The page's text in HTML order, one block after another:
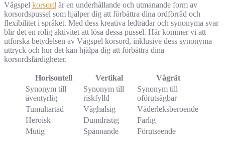
Vågspel korsord är en underhållande och utmanande form av
korsordspussel som hjälper dig att förbättra dina ordförråd och
flexibilitet i språket. Med dess kreativa ledtrådar och synonyma svar
blir det en rolig aktivitet att lösa dessa pussel. Här kommer vi att
utforska betydelsen av Vågspel korsord, inklusive dess synonyma
uttryck och hur det kan hjälpa dig att förbättra dina
korsordsfärdigheter.
Horisontell Vertikal
Vågrät
Synonym till
äventyrlig
Synonym till
riskfylld
Synonym till
oförutsägbar
Tumultartad
Våghalsig
Väderleksberoende
Heroisk
Dumdristig
Farlig
Mutig
Spännande Förutseende